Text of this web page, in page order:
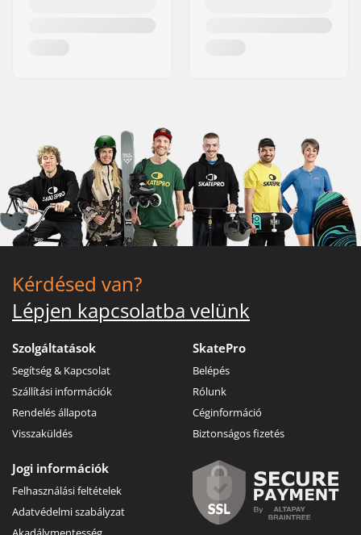
Kérdésed van?
Lépjen kapcsolatba velünk
Szolgáltatások
Segítség & Kapcsolat
Szállítási információk
Rendelés állapota
Visszaküldés
SkatePro
Belépés
Rólunk
Céginformáció
Biztonságos fizetés
Jogi információk
Felhasználási feltételek
Adatvédelmi szabályzat